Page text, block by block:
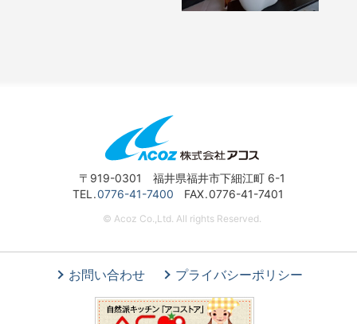
〒919-0301 福井県福井市下細江町 6-1
TEL 0776-41-7400 FAX 0776-41-7401
© Acoz Co.,Ltd. All rights Reserved.
お問い合わせ プライバシーポリシー